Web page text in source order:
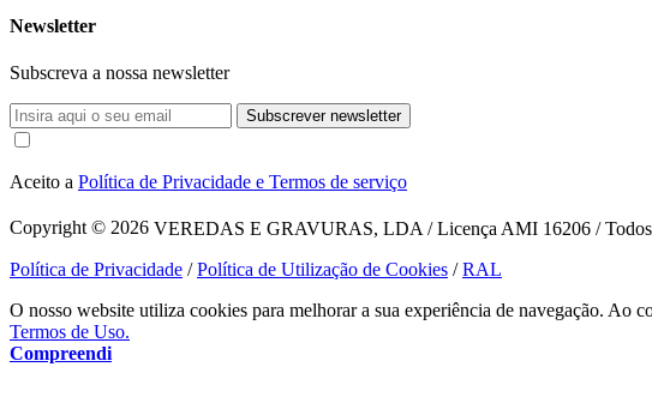
Newsletter
Subscreva a nossa newsletter
Subscrever newsletter
Aceito a Política de Privacidade e Termos de serviço
Copyright © 2026 VEREDAS E GRAVURAS, LDA / Licença AMI 16206 / Todos
Política de Privacidade /Política de Utilização de Cookies /RAL
O nosso website utiliza cookies para melhorar a sua experiência de navegação. Ao
Termos de Uso.
Compreendi